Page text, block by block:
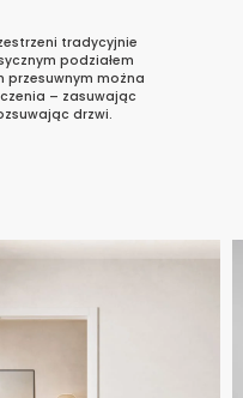
tradycyjnie
podziałem
przesuwnym można
– zasuwając
drzwi.